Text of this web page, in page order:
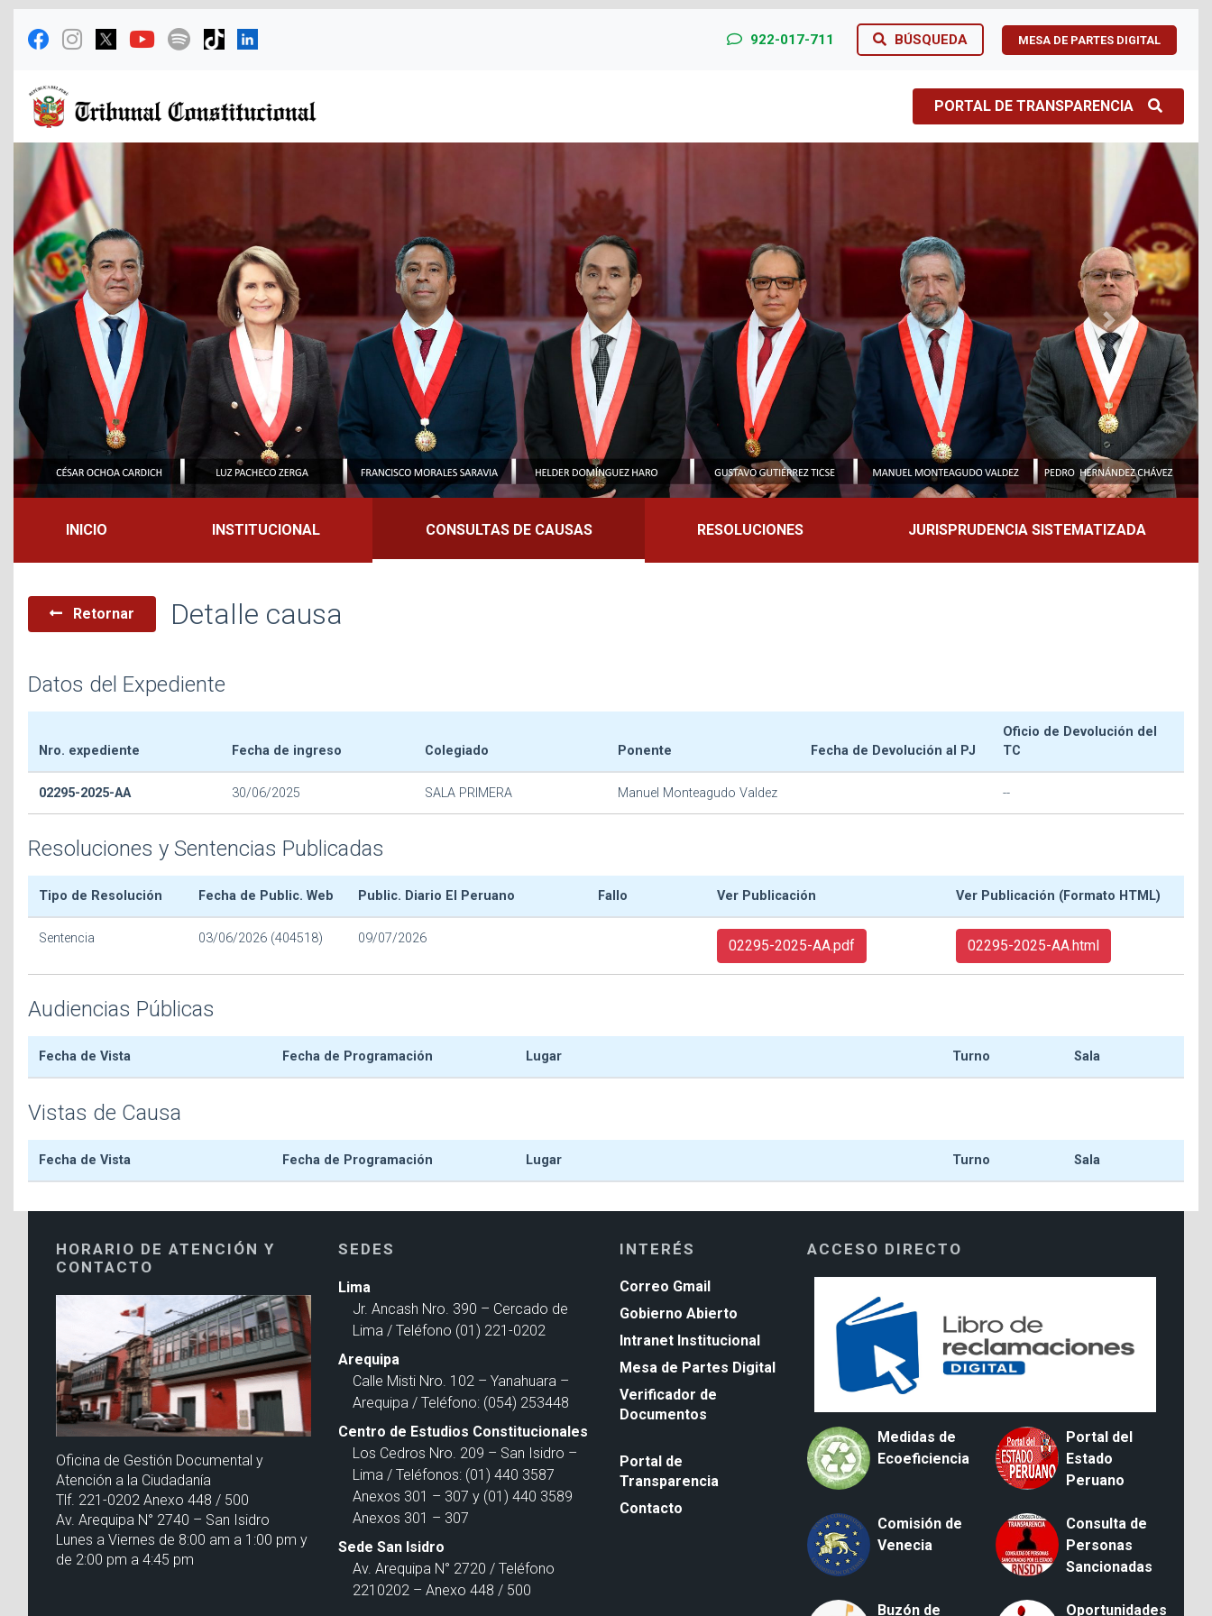
922-017-711 BÚSQUEDA MESA DE PARTES DIGITAL
PORTAL DE TRANSPARENCIA
Previous Next
INICIO INSTITUCIONAL CONSULTAS DE CAUSAS RESOLUCIONES JURISPRUDENCIA SISTEMATIZADA
Retornar Detalle causa
Datos del Expediente
Nro. expediente Fecha de ingreso Colegiado Ponente Fecha de Devolución al PJ
Oficio de Devolución del
TC
02295-2025-AA 30/06/2025 SALA PRIMERA Manuel Monteagudo Valdez --
Resoluciones y Sentencias Publicadas
Tipo de Resolución Fecha de Public. Web Public. Diario El Peruano Fallo Ver Publicación Ver Publicación (Formato HTML)
Sentencia 03/06/2026 (404518) 09/07/2026 02295-2025-AA.pdf 02295-2025-AA.html
Audiencias Públicas
Fecha de Vista Fecha de Programación Lugar Turno Sala
Vistas de Causa
Fecha de Vista Fecha de Programación Lugar Turno Sala
HORARIO DE ATENCIÓN Y
CONTACTO
Oficina de Gestión Documental y
Atención a la Ciudadanía
Tlf. 221-0202 Anexo 448 / 500
Av. Arequipa N° 2740 – San Isidro
Lunes a Viernes de 8:00 am a 1:00 pm y
de 2:00 pm a 4:45 pm
SEDES
Lima
Jr. Ancash Nro. 390 – Cercado de
Lima / Teléfono (01) 221-0202
Arequipa
Calle Misti Nro. 102 – Yanahuara –
Arequipa / Teléfono: (054) 253448
Centro de Estudios Constitucionales
Los Cedros Nro. 209 – San Isidro –
Lima / Teléfonos: (01) 440 3587
Anexos 301 – 307 y (01) 440 3589
Anexos 301 – 307
Sede San Isidro
Av. Arequipa N° 2720 / Teléfono
2210202 – Anexo 448 / 500
INTERÉS
Correo Gmail
Gobierno Abierto
Intranet Institucional
Mesa de Partes Digital
Verificador de
Documentos
Portal de
Transparencia
Contacto
ACCESO DIRECTO
Medidas de
Ecoeficiencia
Portal del
Estado
Peruano
Comisión de
Venecia
Consulta de
Personas
Sancionadas
Buzón de Oportunidades